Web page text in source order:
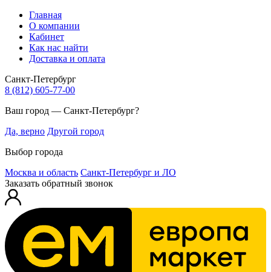
Главная
О компании
Кабинет
Как нас найти
Доставка и оплата
Санкт-Петербург
8 (812) 605-77-00
Ваш город — Санкт-Петербург?
Да, верно Другой город
Выбор города
Москва и область Санкт-Петербург и ЛО
Заказать обратный звонок